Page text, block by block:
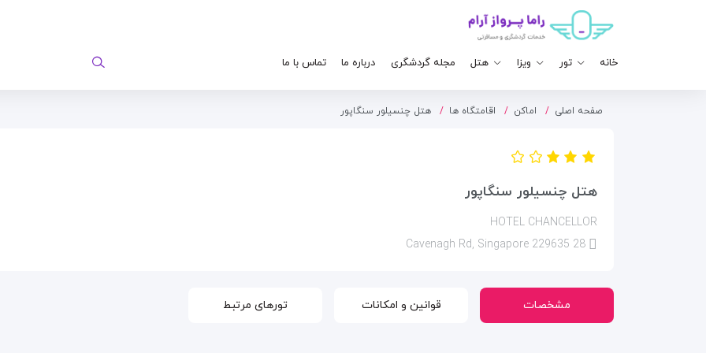
خانه تور ویزا هتل مجله گردشگری درباره ما تماس با ما
صفحه اصلی اماکن اقامتگاه ها هتل چنسیلور سنگاپور
هتل چنسیلور سنگاپور
HOTEL CHANCELLOR
مشخصات قوانین و امکانات تورهای مرتبط